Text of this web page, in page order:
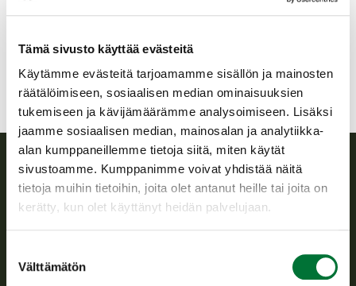
Tämä sivusto käyttää evästeitä
Käytämme evästeitä tarjoamamme sisällön ja mainosten
räätälöimiseen, sosiaalisen median ominaisuuksien
tukemiseen ja kävijämäärämme analysoimiseen. Lisäksi
jaamme sosiaalisen median, mainosalan ja analytiikka-
alan kumppaneillemme tietoja siitä, miten käytät
sivustoamme. Kumppanimme voivat yhdistää näitä
tietoja muihin tietoihin, joita olet antanut heille tai joita on
kerätty, kun olet käyttänyt heidän palvelujaan.
valinta
Välttämätön
Satakunta
Suomen riistakeskus
toimeenpanosta sekä vastaa sille säädetyistä julkisista